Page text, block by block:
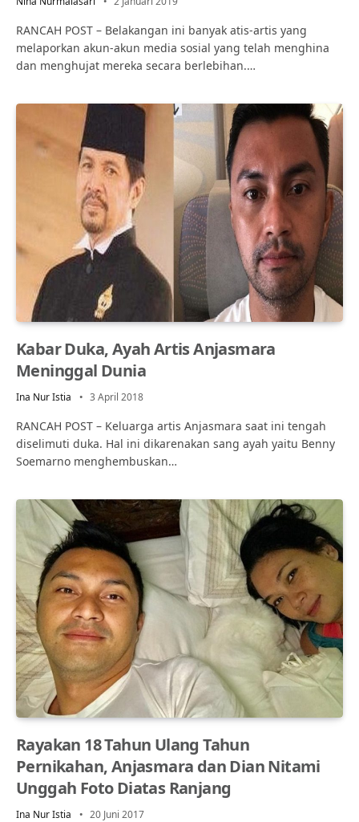
RANCAH POST – Belakangan ini banyak atis-artis yang
melaporkan akun-akun media sosial yang telah menghina
dan menghujat mereka secara berlebihan.…
Kabar Duka, Ayah Artis Anjasmara
Meninggal Dunia
Ina Nur Istia 3 April 2018
RANCAH POST – Keluarga artis Anjasmara saat ini tengah
diselimuti duka. Hal ini dikarenakan sang ayah yaitu Benny
Soemarno menghembuskan…
Rayakan 18 Tahun Ulang Tahun
Pernikahan, Anjasmara dan Dian Nitami
Unggah Foto Diatas Ranjang
Ina Nur Istia 20 Juni 2017